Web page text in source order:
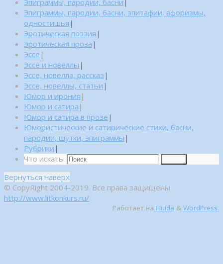
Эпиграммы, пародии, басни |
Эпиграммы, пародии, басни, эпитафии, афоризмы,
одностишья |
Эротическая поэзия |
Эротическая проза |
Эссе |
Эссе и новеллы |
Эссе, новелла, рассказ |
Эссе, новеллы, статьи |
Юмор и ирония |
Юмор и сатира |
Юмор и сатира в прозе |
Юмористические и сатирические стихи, басни,
пародии, шутки, эпиграммы |
Рубрики |
Что искать:
Вернуться наверх
© CopyRight 2004-2019. Все права защищены
http://www.litkonkurs.ru/
Работает на Fluida & WordPress.